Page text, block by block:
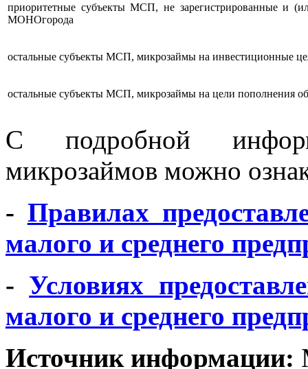
приоритетные субъекты МСП, не зарегистрированные и
МОНОгорода
остальные субъекты МСП, микрозаймы на инвестиционные
остальные субъекты МСП, микрозаймы на цели пополнения
С подробной
микрозаймов можно
- Правилах
малого и среднего
- Условиях
малого и среднего
Источник информации: